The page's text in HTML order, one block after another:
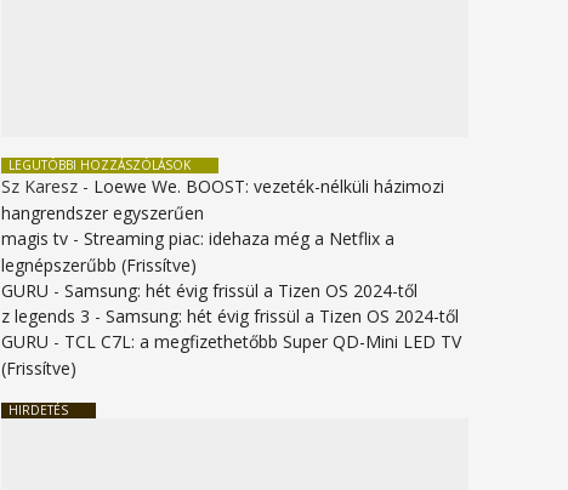
LEGUTÓBBI HOZZÁSZÓLÁSOK
Sz Karesz - Loewe We. BOOST: vezeték-nélküli házimozi
hangrendszer egyszerűen
magis tv -Streaming piac: idehaza még a Netflix a
legnépszerűbb (Frissítve)
GURU -Samsung: hét évig frissül a Tizen OS 2024-től
z legends 3 -Samsung: hét évig frissül a Tizen OS 2024-től
GURU - TCL C7L: a megfizethetőbb Super QD-Mini LED TV
(Frissítve)
HIRDETÉS